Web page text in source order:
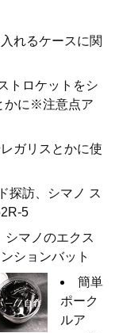
れるケースに関
トロケットをシ
かに※注意点ア
ガリスとかに使
探訪、シマノ ス
5
シマノのエクス
ションバット
簡単
ポーク
ルア